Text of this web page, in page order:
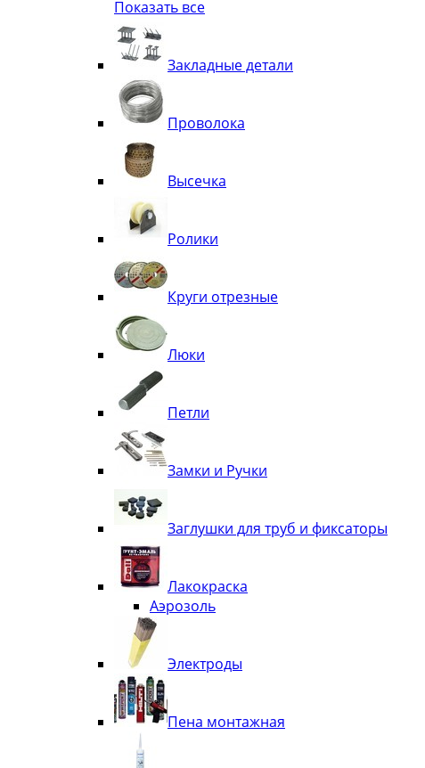
Квадрат
Труба декоративная
Элементы орнамента из квадрата, трубы
Узоры
Лавки
Показать все
Закладные детали
Проволока
Высечка
Ролики
Круги отрезные
Люки
Петли
Замки и Ручки
Заглушки для труб и фиксаторы
Лакокраска
Аэрозоль
Электроды
Пена монтажная